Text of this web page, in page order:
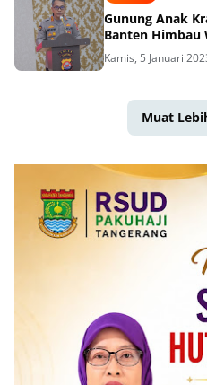
Gunung Anak
Banten Himbau
Kamis, 5 Januari
Muat